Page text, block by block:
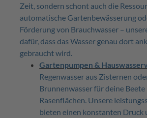
Zeit, sondern schont auch die
automatische Gartenbewässerung
Förderung von Brauchwasser –
dafür, dass das Wasser genau dort
gebraucht wird.
Gartenpumpen &
Regenwasser aus Zisternen
Brunnenwasser für deine Beete
Rasenflächen. Unsere
bieten einen konstanten Druck